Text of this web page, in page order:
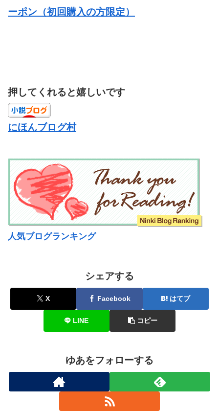
ーポン（初回購入の方限定）
押してくれると嬉しいです
にほんブログ村
人気ブログランキング
シェアする
X Facebook はてブ
LINE コピー
ゆあをフォローする